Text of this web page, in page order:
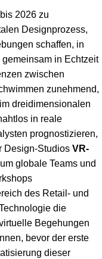
2026 zu
Designprozess,
schaffen, in
in Echtzeit
zwischen
zunehmend,
dreidimensionalen
in reale
prognostizieren,
Design-Studios VR-
globale Teams und
des Retail- und
die
Begehungen
bevor der erste
dieser